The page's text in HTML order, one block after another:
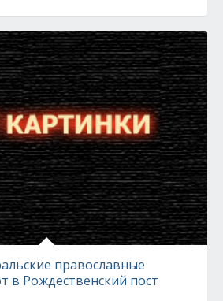
православные
в Рождественский пост